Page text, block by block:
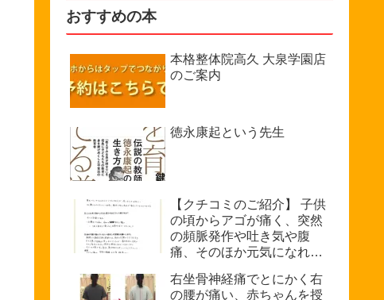
おすすめの本
本格整体院高久 大泉学園店
のご案内
徳永康起という先生
【クチコミのご紹介】 子供
の頃からアゴが痛く、突然
の頻脈発作や吐き気や腹
痛、そのほか元気になれな
院では原因不明を診断され
右坐骨神経痛でとにかく右
の腰が痛い、赤ちゃんを授